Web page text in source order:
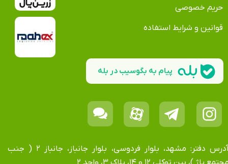
حریم خصوصی
قوانین و شرایط استفاده
آدرس دفتر: مشهد، بلوار فردوسی، بلوار جانباز، جانباز ۲ ( جنب
پیام به بگوسیب در بله